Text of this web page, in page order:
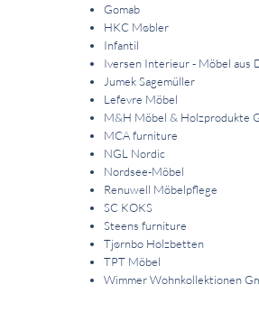
Gomab
HKC Møbler
Infantil
Iversen Interieur - Möbel aus
Jumek Sagemüller
Lefevre Möbel
M&H Möbel & Holzprodukte
MCA furniture
NGL Nordic
Nordsee-Möbel
Renuwell Möbelpflege
SC KOKS
Steens furniture
Tjørnbo Holzbetten
TPT Möbel
Wimmer Wohnkollektionen